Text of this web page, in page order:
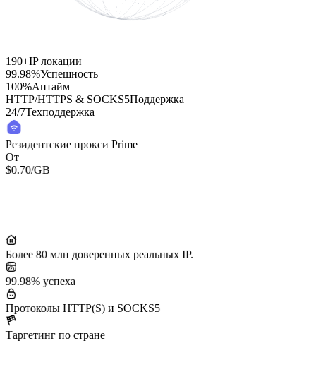
190+IP локации
99.98%Успешность
100%Аптайм
HTTP/HTTPS & SOCKS5Поддержка
24/7Техподдержка
Резидентские прокси Prime
От
$0.70/GB
Более 80 млн доверенных реальных IP.
99.98% успеха
Протоколы HTTP(S) и SOCKS5
Таргетинг по стране